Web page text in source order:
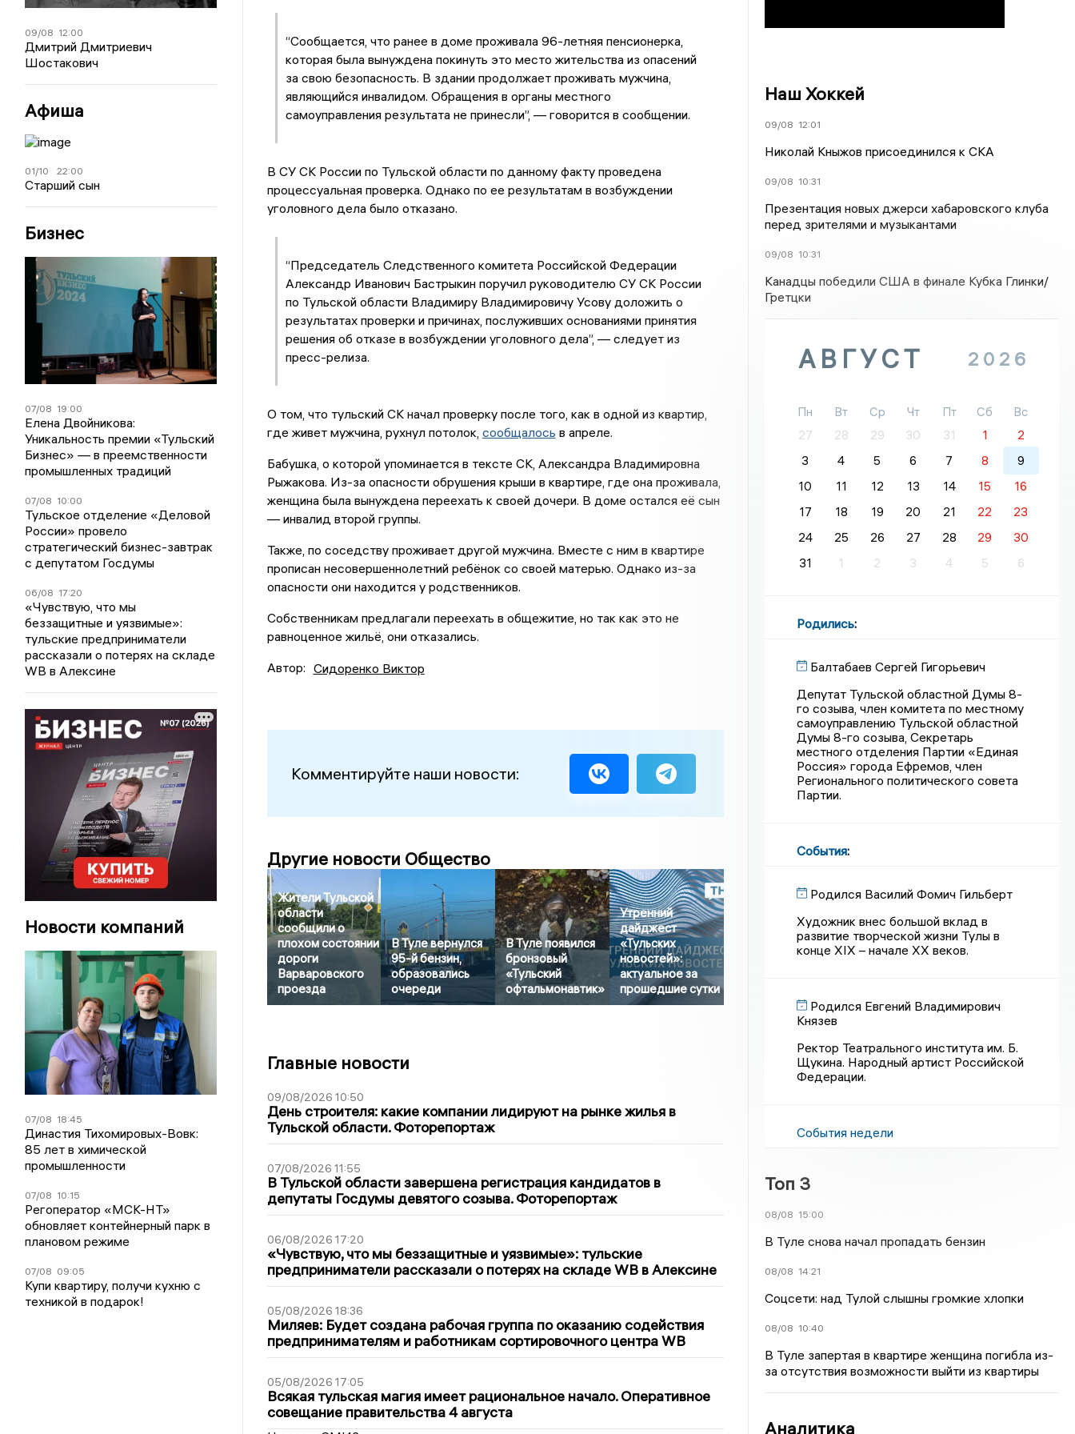
09/08 12:00
Дмитрий Дмитриевич
Шостакович
Афиша
01/10 22:00
Старший сын
Бизнес
07/08 19:00
Елена Двойникова:
Уникальность премии «Тульский
Бизнес» — в преемственности
промышленных традиций
07/08 10:00
Тульское отделение «Деловой
России» провело
стратегический бизнес-завтрак
с депутатом Госдумы
06/08 17:20
«Чувствую, что мы
беззащитные и уязвимые»:
тульские предприниматели
рассказали о потерях на складе
WB в Алексине
Новости компаний
07/08 18:45
Династия Тихомировых-Вовк:
85 лет в химической
промышленности
07/08 10:15
Регоператор «МСК-НТ»
обновляет контейнерный парк в
плановом режиме
07/08 09:05
Купи квартиру, получи кухню с
техникой в подарок!
“Сообщается, что ранее в доме проживала 96-летняя пенсионерка,
которая была вынуждена покинуть это место жительства из опасений
за свою безопасность. В здании продолжает проживать мужчина,
являющийся инвалидом. Обращения в органы местного
самоуправления результата не принесли”, — говорится в сообщении.
В СУ СК России по Тульской области по данному факту проведена
процессуальная проверка. Однако по ее результатам в возбуждении
уголовного дела было отказано.
“Председатель Следственного комитета Российской Федерации
Александр Иванович Бастрыкин поручил руководителю СУ СК России
по Тульской области Владимиру Владимировичу Усову доложить о
результатах проверки и причинах, послуживших основаниями принятия
решения об отказе в возбуждении уголовного дела”, — следует из
пресс-релиза.
О том, что тульский СК начал проверку после того, как в одной из квартир,
где живет мужчина, рухнул потолок, сообщалось в апреле.
Бабушка, о которой упоминается в тексте СК, Александра Владимировна
Рыжакова. Из-за опасности обрушения крыши в квартире, где она проживала,
женщина была вынуждена переехать к своей дочери. В доме остался её сын
— инвалид второй группы.
Также, по соседству проживает другой мужчина. Вместе с ним в квартире
прописан несовершеннолетний ребёнок со своей матерью. Однако из-за
опасности они находится у родственников.
Собственникам предлагали переехать в общежитие, но так как это не
равноценное жильё, они отказались.
Автор: Сидоренко Виктор
Комментируйте наши новости:
Другие новости Общество
Жители Тульской
области
сообщили о
плохом состоянии
дороги
Варваровского
проезда
В Туле вернулся
95-й бензин,
образовались
очереди
В Туле появился
бронзовый
«Тульский
офтальмонавтик»
Утренний
дайджест
«Тульских
новостей»:
актуальное за
прошедшие сутки
Главные новости
09/08/2026 10:50
День строителя: какие компании лидируют на рынке жилья в
Тульской области. Фоторепортаж
07/08/2026 11:55
В Тульской области завершена регистрация кандидатов в
депутаты Госдумы девятого созыва. Фоторепортаж
06/08/2026 17:20
«Чувствую, что мы беззащитные и уязвимые»: тульские
предприниматели рассказали о потерях на складе WB в Алексине
05/08/2026 18:36
Миляев: Будет создана рабочая группа по оказанию содействия
предпринимателям и работникам сортировочного центра WB
05/08/2026 17:05
Всякая тульская магия имеет рациональное начало. Оперативное
совещание правительства 4 августа
Наш Хоккей
09/08 12:01
Николай Кныжов присоединился к СКА
09/08 10:31
Презентация новых джерси хабаровского клуба
перед зрителями и музыкантами
09/08 10:31
Канадцы победили США в финале Кубка Глинки/
Гретцки
АВГУСТ 2026
Пн Вт Ср Чт Пт Сб
Вс
27
28 29 30 31 1
2
3
4 5 6 7 8
9
10
11 12 13 14 15
16
17
18 19 20 21 22
23
24
25 26 27 28 29
30
31
1 2 3 4 5 6
Родились:
Балтабаев Сергей Гигорьевич
Депутат Тульской областной Думы 8-
го созыва, член комитета по местному
самоуправлению Тульской областной
Думы 8-го созыва, Секретарь
местного отделения Партии «Единая
Россия» города Ефремов, член
Регионального политического совета
Партии.
События:
Родился Василий Фомич Гильберт
Художник внес большой вклад в
развитие творческой жизни Тулы в
конце XIX – начале XX веков.
Родился Евгений Владимирович
Князев
Ректор Театрального института им. Б.
Щукина. Народный артист Российской
Федерации.
События недели
Топ 3
08/08 15:00
В Туле снова начал пропадать бензин
08/08 14:21
Соцсети: над Тулой слышны громкие хлопки
08/08 10:40
В Туле запертая в квартире женщина погибла из-
за отсутствия возможности выйти из квартиры
Аналитика